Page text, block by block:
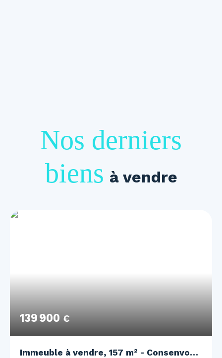
Nos derniers
biens à vendre
139 900 €
Immeuble à vendre, 157 m² - Consenvoye